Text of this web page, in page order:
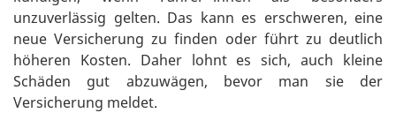
unzuverlässig gelten. Das kann es erschweren, eine
neue Versicherung zu finden oder führt zu deutlich
höheren Kosten. Daher lohnt es sich, auch kleine
Schäden gut abzuwägen, bevor man sie der
Versicherung meldet.